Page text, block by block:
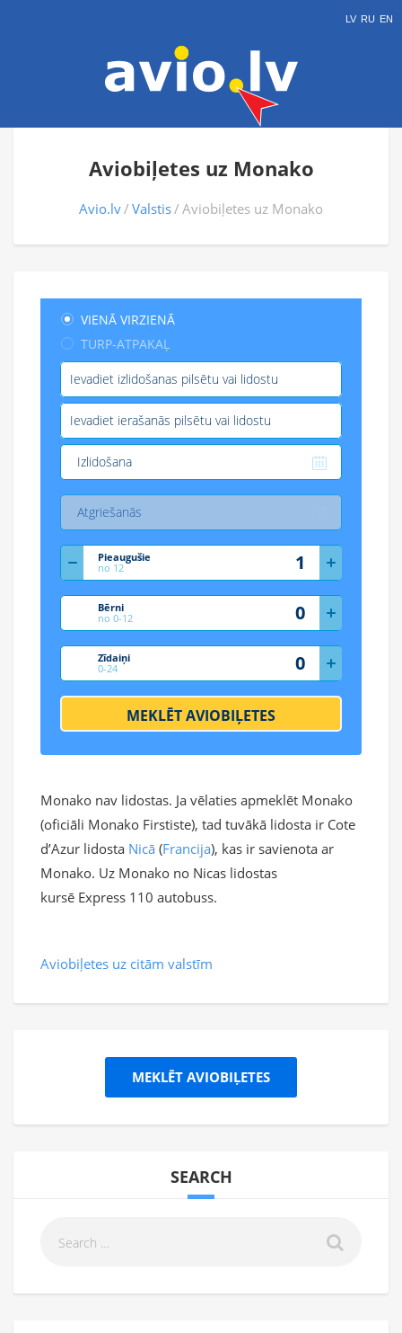
LV RU EN
Aviobiļetes uz Monako
Avio.lv Valstis Aviobiļetes uz Monako
VIENĀ VIRZIENĀ
TURP-ATPAKAĻ
Pieaugušie
no 12
Bērni
no 0-12
Zīdaiņi
0-24
MEKLĒT AVIOBIĻETES
Monako nav lidostas. Ja vēlaties apmeklēt Monako
(oficiāli Monako Firstiste), tad tuvākā lidosta ir Cote
d’Azur lidosta Nicā (Francija), kas ir savienota ar
Monako. Uz Monako no Nicas lidostas
kursē Express 110 autobuss.
Aviobiļetes uz citām valstīm
MEKLĒT AVIOBIĻETES
SEARCH